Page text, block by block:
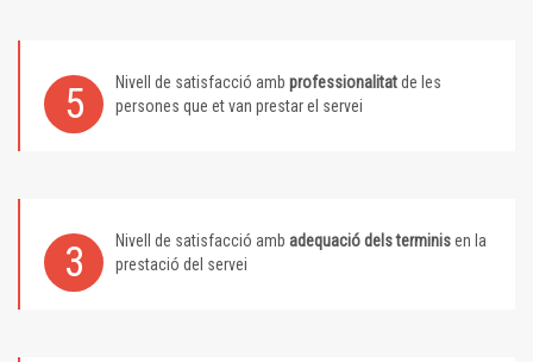
5 Nivell de satisfacció amb professionalitatde les
persones que et van prestar el servei
3 Nivell de satisfacció amb adequació dels terminisen la
prestació del servei